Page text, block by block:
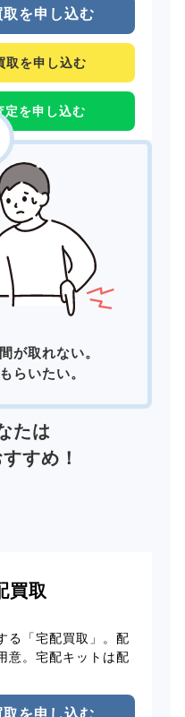
を申し込む
取を申し込む
定を申し込む
が取れない。
らいたい。
たは
すめ！
買取
る「宅配買取」。配
意。宅配キットは配
を申し込む